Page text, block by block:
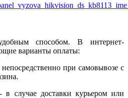
способом. В интернет-
варианты оплаты:
при самовывозе с
в случае доставки курьером или